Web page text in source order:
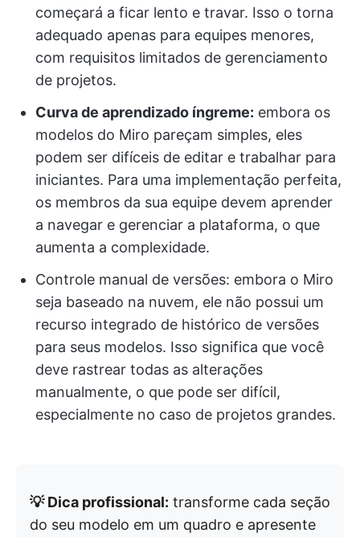
começará a ficar lento e travar. Isso o torna
adequado apenas para equipes menores,
com requisitos limitados de gerenciamento
de projetos.
Curva de aprendizado íngreme: embora os
modelos do Miro pareçam simples, eles
podem ser difíceis de editar e trabalhar para
iniciantes. Para uma implementação perfeita,
os membros da sua equipe devem aprender
a navegar e gerenciar a plataforma, o que
aumenta a complexidade.
Controle manual de versões: embora o Miro
seja baseado na nuvem, ele não possui um
recurso integrado de histórico de versões
para seus modelos. Isso significa que você
deve rastrear todas as alterações
manualmente, o que pode ser difícil,
especialmente no caso de projetos grandes.
💡 Dica profissional: transforme cada seção
do seu modelo em um quadro e apresente